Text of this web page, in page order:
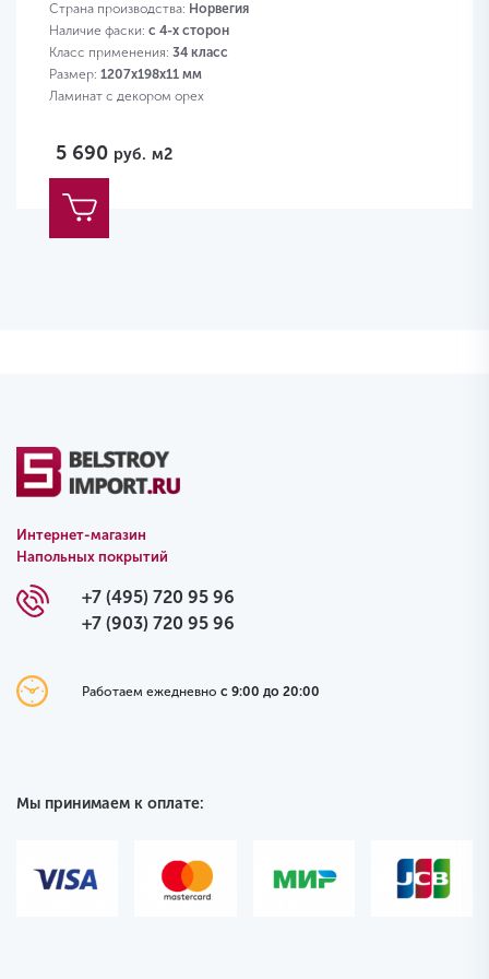
Страна производства: Норвегия
Наличие фаски: с 4-х сторон
Класс применения: 34 класс
Размер: 1207х198х11 мм
Ламинат с декором орех
5 690 руб. м2
Интернет-магазин
Напольных покрытий
+7 (495) 720 95 96
+7 (903) 720 95 96
Работаем ежедневно с 9:00 до 20:00
Мы принимаем к оплате: